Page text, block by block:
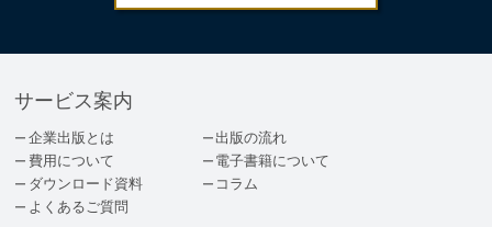
サービス案内
企業出版とは
出版の流れ
費用について
電子書籍について
ダウンロード資料
コラム
よくあるご質問